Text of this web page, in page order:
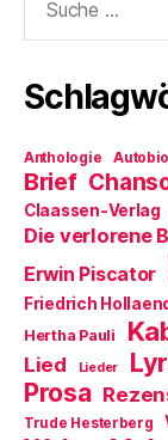
nach:
Anthologie
Brief
Claassen-Verlag
Die verlorene
Erwin Piscator
Friedrich
Hertha Pauli
Lied Lieder
Prosa
Trude Hesterberg